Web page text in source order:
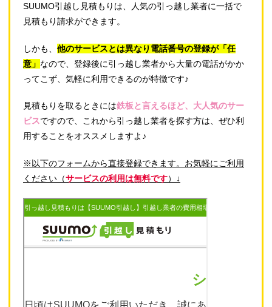
SUUMO引越し見積もりは、人気の引っ越し業者に一括で
見積もり請求ができます。
しかも、 他のサービスとは異なり電話番号の登録が「任
意」 なので、登録後に引っ越し業者から大量の電話がかか
ってこず、気軽に利用できるのが特徴です♪
見積もりを取るときには鉄板と言えるほど、大人気のサー
ビスですので、これから引っ越し業者を探す方は、ぜひ利
用することをオススメしますよ♪
※以下のフォームから直接登録できます。お気軽にご利用
ください（サービスの利用は無料です）↓